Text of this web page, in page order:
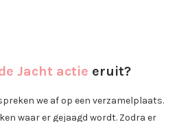
Jacht actie eruit?
we af op een verzamelplaats.
waar er gejaagd wordt. Zodra er